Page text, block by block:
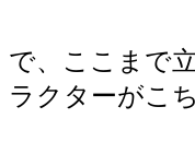
で、ここまで
ラクターがこ